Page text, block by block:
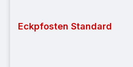
Eckpfosten Standard